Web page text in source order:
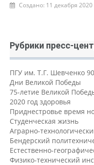
Создано: 11 декабря 2020
Рубрики пресс-
ПГУ им. Т.Г. Шевченко
Дни Великой Победы
75-летие Великой
2020 год здоровья
Приднестровье время
Студенческая жизнь
Аграрно-
Бендерский
Естественно-
Физико-технический